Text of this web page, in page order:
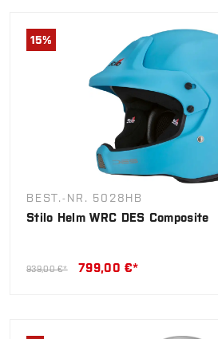
15%
BEST.-NR. 5028HB
Stilo Helm WRC DES Composite
939,00 €* 799,00 €*